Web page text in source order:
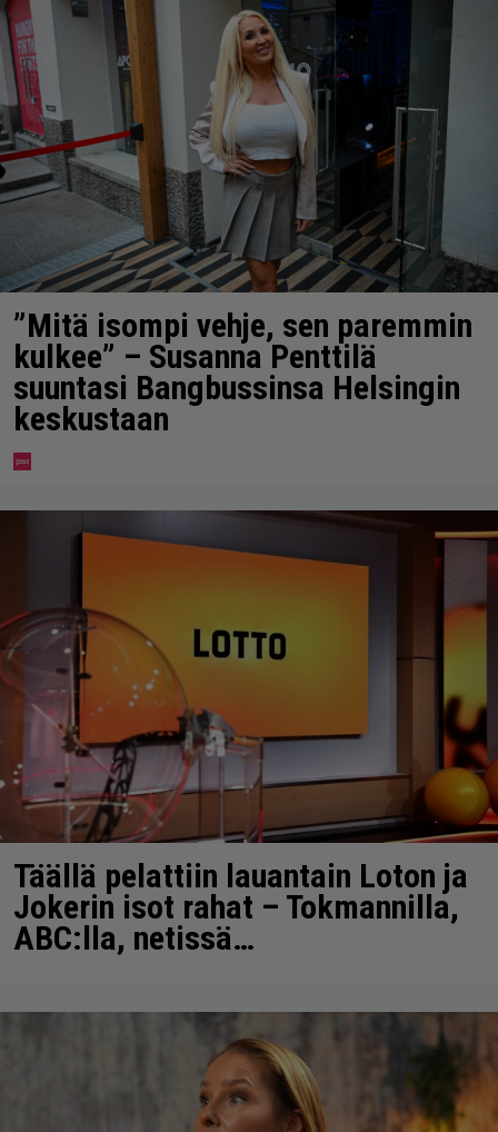
”Mitä isompi vehje, sen paremmin
kulkee” – Susanna Penttilä
suuntasi Bangbussinsa Helsingin
keskustaan
Täällä pelattiin lauantain Loton ja
Jokerin isot rahat – Tokmannilla,
ABC:lla, netissä…